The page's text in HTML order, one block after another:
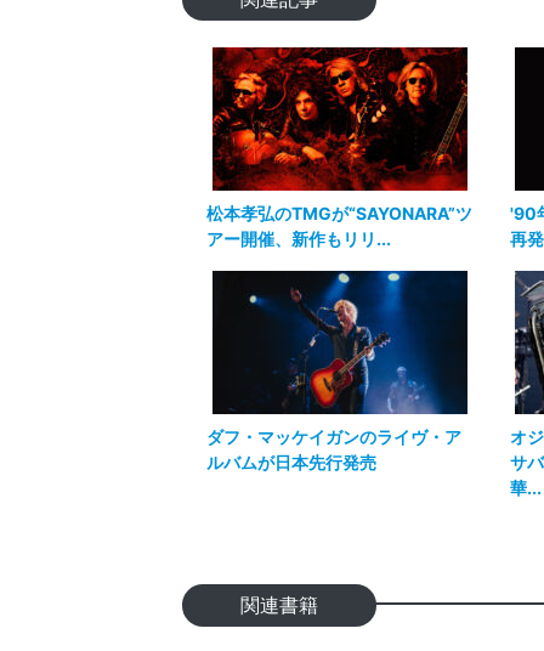
松本孝弘のTMGが“SAYONARA”ツ
アー開催、新作もリリ...
'90
再発
ダフ・マッケイガンのライヴ・ア
ルバムが日本先行発売
オ
サ
華...
関連書籍